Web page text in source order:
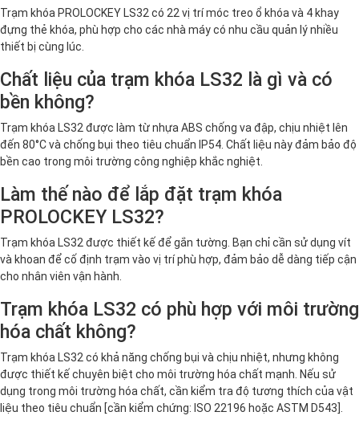
Trạm khóa PROLOCKEY LS32 có 22 vị trí móc treo ổ khóa và 4 khay
đựng thẻ khóa, phù hợp cho các nhà máy có nhu cầu quản lý nhiều
thiết bị cùng lúc.
Chất liệu của trạm khóa LS32 là gì và có
bền không?
Trạm khóa LS32 được làm từ nhựa ABS chống va đập, chịu nhiệt lên
đến 80°C và chống bụi theo tiêu chuẩn IP54. Chất liệu này đảm bảo độ
bền cao trong môi trường công nghiệp khắc nghiệt.
Làm thế nào để lắp đặt trạm khóa
PROLOCKEY LS32?
Trạm khóa LS32 được thiết kế để gắn tường. Bạn chỉ cần sử dụng vít
và khoan để cố định trạm vào vị trí phù hợp, đảm bảo dễ dàng tiếp cận
cho nhân viên vận hành.
Trạm khóa LS32 có phù hợp với môi trường
hóa chất không?
Trạm khóa LS32 có khả năng chống bụi và chịu nhiệt, nhưng không
được thiết kế chuyên biệt cho môi trường hóa chất mạnh. Nếu sử
dụng trong môi trường hóa chất, cần kiểm tra độ tương thích của vật
liệu theo tiêu chuẩn [cần kiểm chứng: ISO 22196 hoặc ASTM D543].